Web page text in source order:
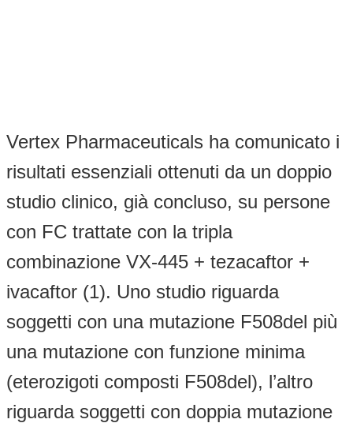
Vertex Pharmaceuticals ha comunicato i
risultati essenziali ottenuti da un doppio
studio clinico, già concluso, su persone
con FC trattate con la tripla
combinazione VX-445 + tezacaftor +
ivacaftor (1). Uno studio riguarda
soggetti con una mutazione F508del più
una mutazione con funzione minima
(eterozigoti composti F508del), l’altro
riguarda soggetti con doppia mutazione